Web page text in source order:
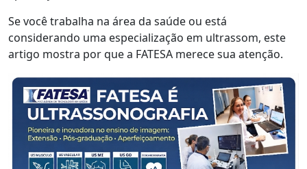
Se você trabalha na área da saúde ou está
considerando uma especialização em ultrassom, este
artigo mostra por que a FATESA merece sua atenção.